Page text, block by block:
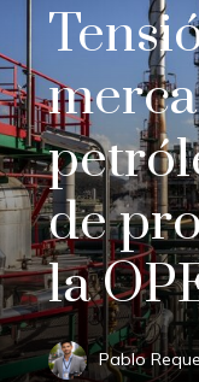
de
la
Pablo